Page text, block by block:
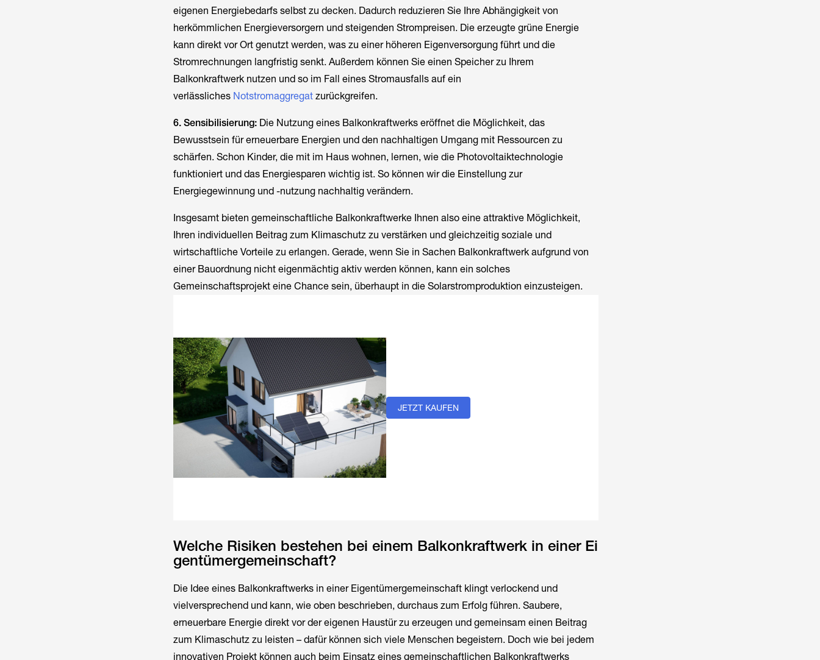
eigenen Energiebedarfs selbst zu decken. Dadurch reduzieren Sie Ihre Abhängigkeit von
herkömmlichen Energieversorgern und steigenden Strompreisen. Die erzeugte grüne Energie
kann direkt vor Ort genutzt werden, was zu einer höheren Eigenversorgung führt und die
Stromrechnungen langfristig senkt. Außerdem können Sie einen Speicher zu Ihrem
Balkonkraftwerk nutzen und so im Fall eines Stromausfalls auf ein
verlässlichesNotstromaggregatzurückgreifen.
6. Sensibilisierung:Die Nutzung eines Balkonkraftwerks eröffnet die Möglichkeit, das
Bewusstsein für erneuerbare Energien und den nachhaltigen Umgang mit Ressourcen zu
schärfen. Schon Kinder, die mit im Haus wohnen, lernen, wie die Photovoltaiktechnologie
funktioniert und das Energiesparen wichtig ist. So können wir die Einstellung zur
Energiegewinnung und -nutzung nachhaltig verändern.
Insgesamt bieten gemeinschaftliche Balkonkraftwerke Ihnen also eine attraktive Möglichkeit,
Ihren individuellen Beitrag zum Klimaschutz zu verstärken und gleichzeitig soziale und
wirtschaftliche Vorteile zu erlangen. Gerade, wenn Sie in Sachen Balkonkraftwerk aufgrund von
einer Bauordnung nicht eigenmächtig aktiv werden können, kann ein solches
Gemeinschaftsprojekt eine Chance sein, überhaupt in die Solarstromproduktion einzusteigen.
JETZT KAUFEN
Welche Risiken bestehen bei einem Balkonkraftwerk in einer Ei
gentümergemeinschaft?
Die Idee eines Balkonkraftwerks in einer Eigentümergemeinschaft klingt verlockend und
vielversprechend und kann, wie oben beschrieben, durchaus zum Erfolg führen. Saubere,
erneuerbare Energie direkt vor der eigenen Haustür zu erzeugen und gemeinsam einen Beitrag
zum Klimaschutz zu leisten – dafür können sich viele Menschen begeistern. Doch wie bei jedem
innovativen Projekt können auch beim Einsatz eines gemeinschaftlichen Balkonkraftwerks